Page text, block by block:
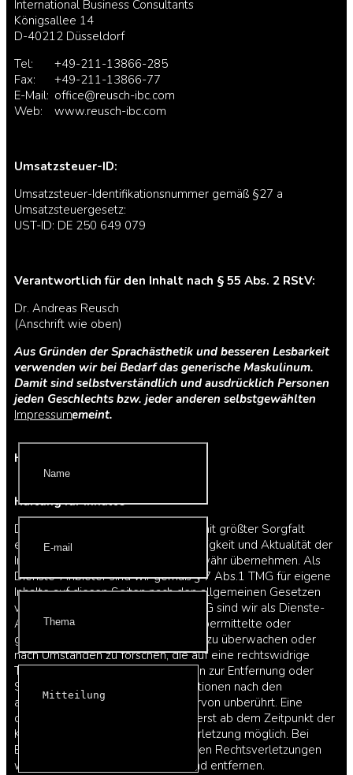
International Business Consultants
Königsallee 14
D-40212 Düsseldorf
Tel:
Fax:
E-Mail:
Web:
+49-211-13866-285
+49-211-13866-77
office@reusch-ibc.com
www.reusch-ibc.com
Umsatzsteuer-ID:
Umsatzsteuer-Identifikationsnummer gemäß §27 a
Umsatzsteuergesetz:
UST-ID: DE 250 649 079
Verantwortlich für den Inhalt nach § 55 Abs. 2 RStV:
Dr. Andreas Reusch
(Anschrift wie oben)
Aus Gründen der Sprachästhetik und besseren Lesbarkeit
verwenden wir bei Bedarf das generische Maskulinum.
Damit sind selbstverständlich und ausdrücklich Personen
jeden Geschlechts bzw. jeder anderen selbstgewählten
Identität gemeint.
HAFTUNGSAUSSCHLUSS:
Haftung für Inhalte
Die Inhalte unserer Seiten wurden mit größter Sorgfalt
erstellt. Für die Richtigkeit, Vollständigkeit und Aktualität der
Inhalte können wir jedoch keine Gewähr übernehmen. Als
Dienste-Anbieter sind wir gemäß § 7 Abs.1 TMG für eigene
Inhalte auf diesen Seiten nach den allgemeinen Gesetzen
verantwortlich. Nach §§ 8 bis 10 TMG sind wir als Dienste-
Anbieter jedoch nicht verpflichtet, übermittelte oder
gespeicherte fremde Informationen zu überwachen oder
nach Umständen zu forschen, die auf eine rechtswidrige
Tätigkeit hinweisen. Verpflichtungen zur Entfernung oder
Sperrung der Nutzung von Informationen nach den
allgemeinen Gesetzen bleiben hiervon unberührt. Eine
diesbezügliche Haftung ist jedoch erst ab dem Zeitpunkt der
Kenntnis einer konkreten Rechtsverletzung möglich. Bei
Bekanntwerden von entsprechenden Rechtsverletzungen
werden wir diese Inhalte umgehend entfernen.
Impressum